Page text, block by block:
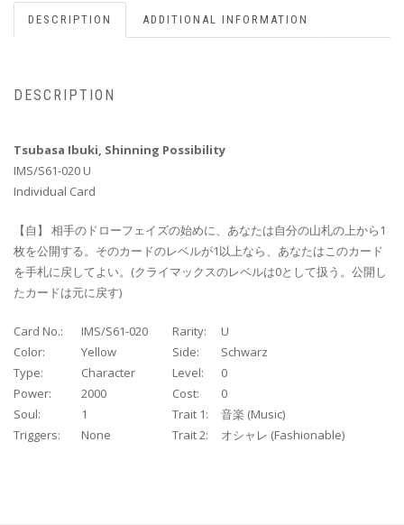
DESCRIPTION ADDITIONAL INFORMATION
DESCRIPTION
Tsubasa Ibuki, Shinning Possibility
IMS/S61-020 U
Individual Card
【自】 相手のドローフェイズの始めに、あなたは自分の山札の上から1
枚を公開する。そのカードのレベルが1以上なら、あなたはこのカード
を手札に戻してよい。(クライマックスのレベルは0として扱う。公開し
たカードは元に戻す)
Card No.: IMS/S61-020 Rarity:
U
Color:
Yellow Side:
Schwarz
Type:
Character Level:
0
Power:
2000 Cost:
0
Soul:
1 Trait 1:
音楽 (Music)
Triggers:
None Trait 2: オシャレ (Fashionable)